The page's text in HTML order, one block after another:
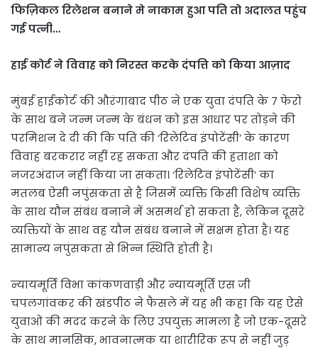
फिज़िकल रिलेशन बनाने मे नाकाम हुआ पति तो अदालत पहुंच
गई पत्नी…
हाई कोर्ट ने विवाह को निरस्त करके दंपत्ति को किया आज़ाद
मुंबई हाईकोर्ट की औरंगाबाद पीठ ने एक युवा दंपति के 7 फेरो
के साथ बने जन्म जन्म के बंधन को इस आधार पर तोड़ने की
परमिशन दे दी की कि पति की ‘रिलेटिव इंपोटेंसी’ के कारण
विवाह बरकरार नहीं रह सकता और दंपति की हताशा को
नजरअंदाज नहीं किया जा सकता। ‘रिलेटिव इंपोटेंसी’ का
मतलब ऐसी नपुंसकता से है जिसमें व्यक्ति किसी विशेष व्यक्ति
के साथ यौन संबंध बनाने में असमर्थ हो सकता है, लेकिन दूसरे
व्यक्तियों के साथ वह यौन संबंध बनाने में सक्षम होता है। यह
सामान्य नपुंसकता से भिन्न स्थिति होती है।
न्यायमूर्ति विभा कांकणवाड़ी और न्यायमूर्ति एस जी
चपलगांवकर की खंडपीठ ने फैसले में यह भी कहा कि यह ऐसे
युवाओं की मदद करने के लिए उपयुक्त मामला है जो एक-दूसरे
के साथ मानसिक, भावनात्मक या शारीरिक रूप से नहीं जुड़